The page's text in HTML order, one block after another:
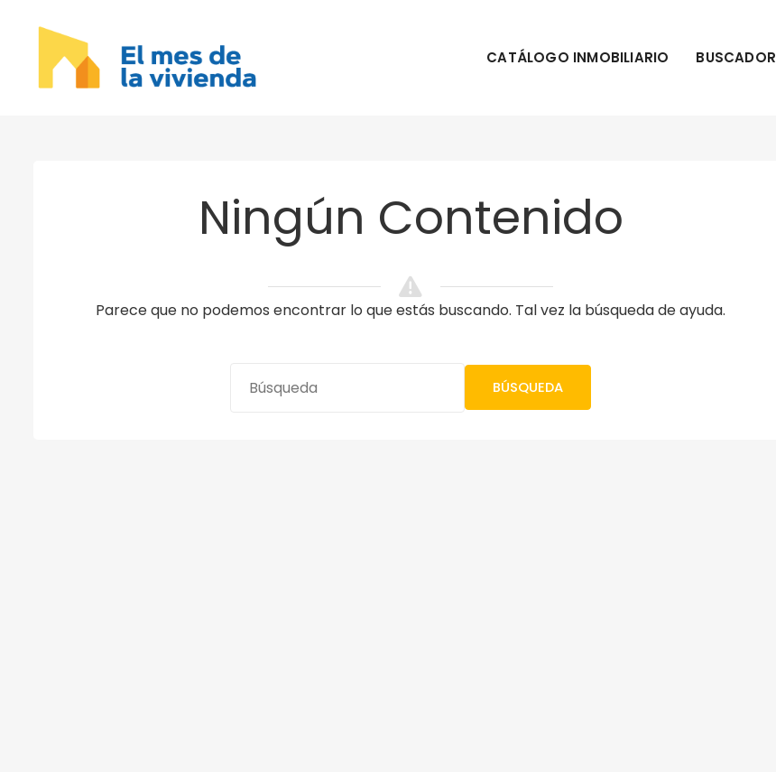
CATÁLOGO INMOBILIARIO BUSCADOR
Ningún Contenido
Parece que no podemos encontrar lo que estás buscando. Tal vez la búsqueda de ayuda.
BÚSQUEDA